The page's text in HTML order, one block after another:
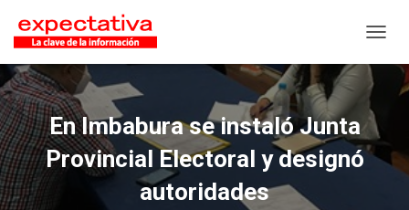
En Imbabura se instaló Junta
Provincial Electoral y designó
autoridades